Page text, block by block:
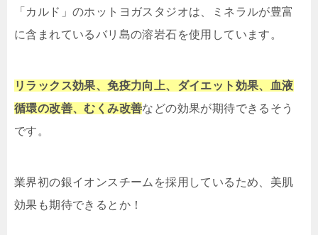
「カルド」のホットヨガスタジオは、ミネラルが豊富
に含まれているバリ島の溶岩石を使用しています。
リラックス効果、免疫力向上、ダイエット効果、血液
循環の改善、むくみ改善などの効果が期待できるそう
です。
業界初の銀イオンスチームを採用しているため、美肌
効果も期待できるとか！